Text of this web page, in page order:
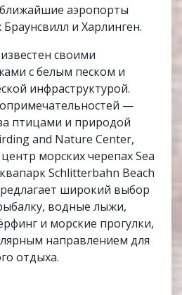
ближайшие аэропорты
Браунсвилл и Харлинген.
своими
с белым песком и
инфраструктурой.
—
птицами и природой
and Nature Center,
морских черепах Sea
Schlitterbahn Beach
широкий выбор
водные лыжи,
и морские прогулки,
направлением для
отдыха.